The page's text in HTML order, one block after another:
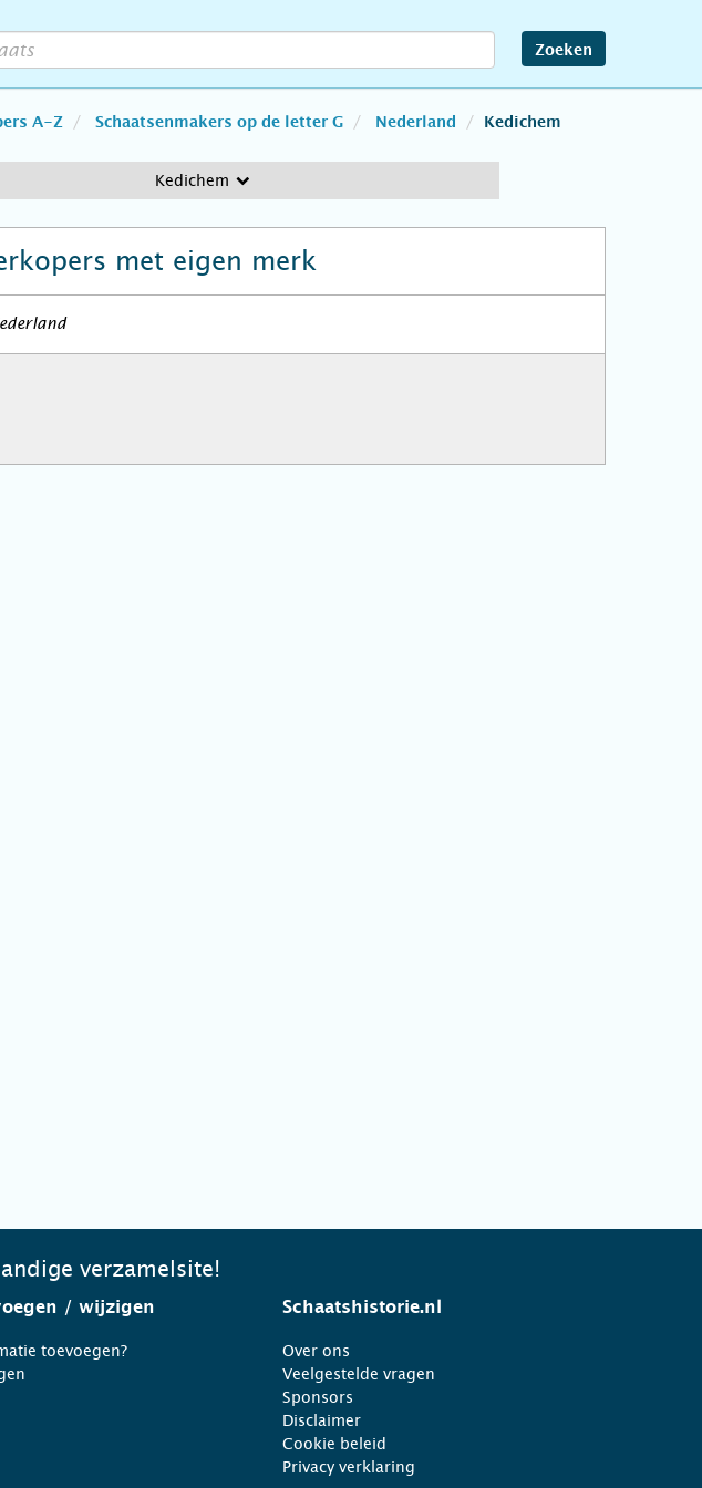
Zoeken
A-Z Schaatsenmakers op de letter G Nederland Kedichem
Kedichem
met eigen merk
verzamelsite!
/ wijzigen
toevoegen?
Schaatshistorie.nl
Over ons
Veelgestelde vragen
Sponsors
Disclaimer
Cookie beleid
Privacy verklaring